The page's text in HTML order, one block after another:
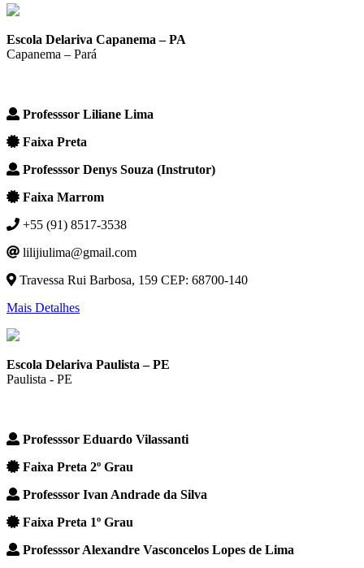
Escola Delariva Capanema – PA
Capanema – Pará
Professsor Liliane Lima
Faixa Preta
Professsor Denys Souza (Instrutor)
Faixa Marrom
+55 (91) 8517-3538
lilijiulima@gmail.com
Travessa Rui Barbosa, 159 CEP: 68700-140
Mais Detalhes
Escola Delariva Paulista – PE
Paulista - PE
Professsor Eduardo Vilassanti
Faixa Preta 2º Grau
Professsor Ivan Andrade da Silva
Faixa Preta 1º Grau
Professsor Alexandre Vasconcelos Lopes de Lima